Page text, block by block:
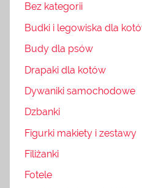
Bez kategorii
Budki i legowiska dla
Budy dla psów
Drapaki dla kotów
Dywaniki samochodowe
Dzbanki
Figurki makiety i zestawy
Filiżanki
Fotele